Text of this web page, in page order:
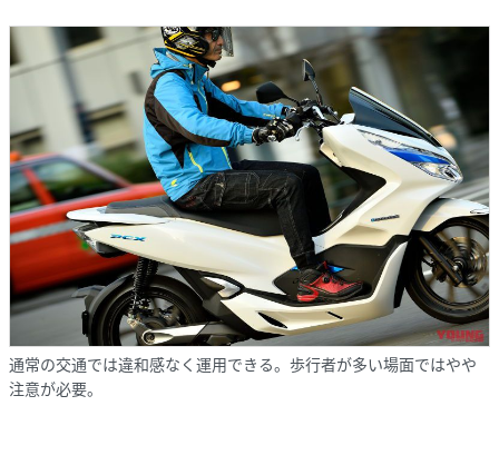
通常の交通では違和感なく運用できる。歩行者が多い場面ではやや
注意が必要。